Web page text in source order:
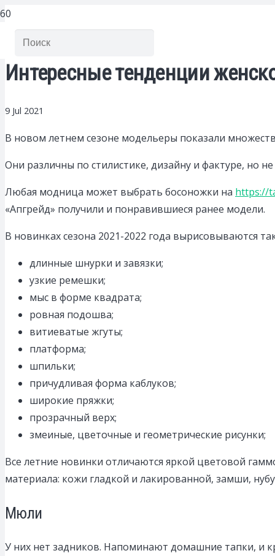
Интересные тенденции
9 Jul 2021
В новом летнем сезоне модельеры показали
Они различны по стилистике, дизайну и фактуре, но
Любая модница может выбрать босоножки на https://
«Апгрейд» получили и понравившиеся ранее модели.
В новинках сезона 2021-2022 года вырисовываются
длинные шнурки и завязки;
узкие ремешки;
мыс в форме квадрата;
ровная подошва;
витиеватые жгуты;
платформа;
шпильки;
причудливая форма каблуков;
широкие пряжки;
прозрачный верх;
змеиные, цветочные и геометрические рисунки;
Все летние новинки отличаются яркой цветовой
материала: кожи гладкой и лакированной, замши,
Мюли
У них нет задников. Напоминают домашние тапки, и